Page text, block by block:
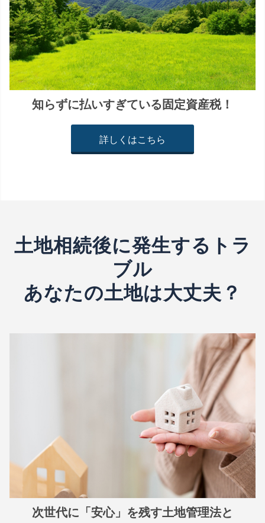
知らずに払いすぎている固定資産税！
詳しくはこちら
土地相続後に発生するトラ
ブル
あなたの土地は大丈夫？
次世代に「安心」を残す土地管理法と